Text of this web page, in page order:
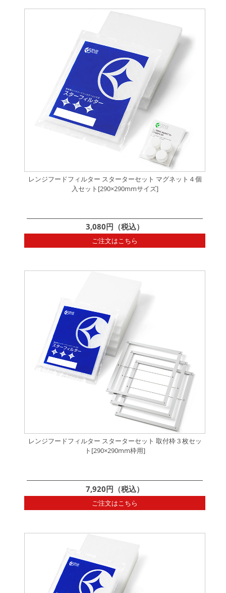
レンジフードフィルター スターターセット マグネット４個
入セット[290×290mmサイズ]
3,080円（税込）
ご注文はこちら
レンジフードフィルター スターターセット 取付枠３枚セッ
ト[290×290mm枠用]
7,920円（税込）
ご注文はこちら